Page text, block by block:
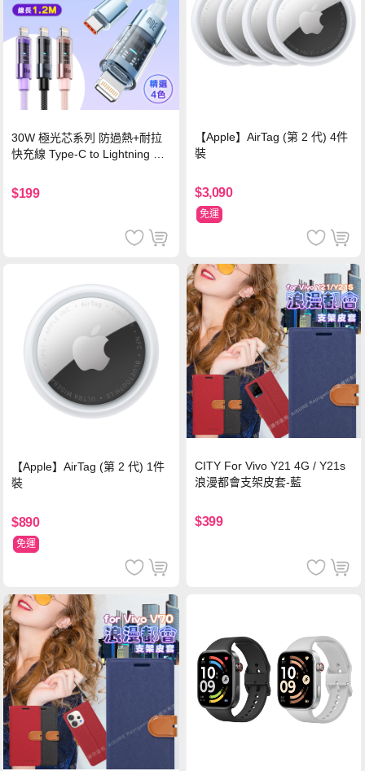
30W 極光芯系列 防過熱+耐拉
快充線 Type-C to Lightning 傳
$199
【Apple】AirTag (第 2 代) 4件
裝
$3,090
免運
【Apple】AirTag (第 2 代) 1件
裝
$890
免運
CITY For Vivo Y21 4G / Y21s
浪漫都會支架皮套-藍
$399